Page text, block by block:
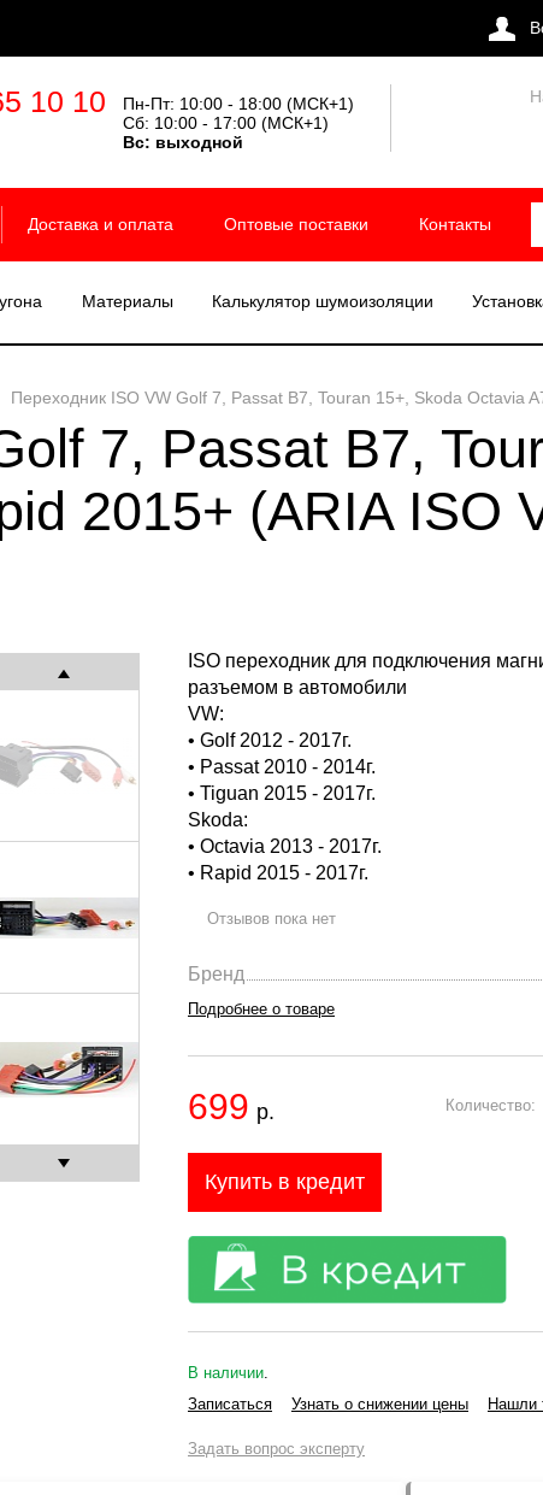
10 10
Пн-Пт: 10:00 - 18:00 (МСК+1)
Сб: 10:00 - 17:00 (МСК+1)
Вс: выходной
Доставка и оплата Оптовые поставки Контакты
Материалы Калькулятор шумоизоляции
Переходник ISO VW Golf 7, Passat B7, Touran 15+, Skoda Octavia
7, Passat B7,
2015+ (ARIA ISO
ISO переходник для подключения
разъемом в автомобили
VW:
• Golf 2012 - 2017г.
• Passat 2010 - 2014г.
• Tiguan 2015 - 2017г.
Skoda:
• Octavia 2013 - 2017г.
• Rapid 2015 - 2017г.
Отзывов пока нет
Бренд
Подробнее о товаре
699 р. Количество:
Купить в кредит
В наличии.
Записаться
Узнать о снижении цены Нашли
Задать вопрос эксперту